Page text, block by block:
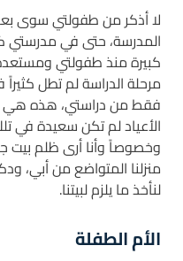
لا أذكر من طفولتي سوى
المدرسة، حتى في مدرستي
كبيرة منذ طفولتي
مرحلة الدراسة لم تطل
فقط من دراستي، هذه هي
الأعياد لم تكن سعيدة في
وخصوصاً وأنا أرى ظلم بيت
منزلنا المتواضع من أبي،
لنأخذ ما يلزم لبيتنا.
الأم الطفلة